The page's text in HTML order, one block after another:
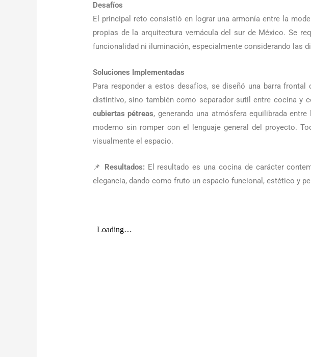
Desafíos
El principal reto consistió en lograr una armonía entre la
propias de la arquitectura vernácula del sur de México. Se
funcionalidad ni iluminación, especialmente considerando las
Soluciones Implementadas
Para responder a estos desafíos, se diseñó una barra frontal
distintivo, sino también como separador sutil entre cocina y
cubiertas pétreas, generando una atmósfera equilibrada
moderno sin romper con el lenguaje general del proyecto.
visualmente el espacio.
📌 Resultados: El resultado es una cocina de carácter
elegancia, dando como fruto un espacio funcional, estético y